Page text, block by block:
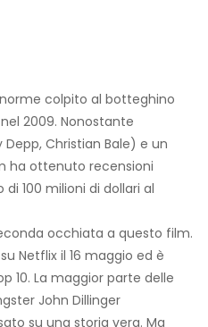
colpito al botteghino
2009. Nonostante
Christian Bale) e un
ha ottenuto recensioni
100 milioni di dollari al
occhiata a questo film.
Netflix il 16 maggio ed è
10. La maggior parte delle
John Dillinger
su una storia vera. Ma